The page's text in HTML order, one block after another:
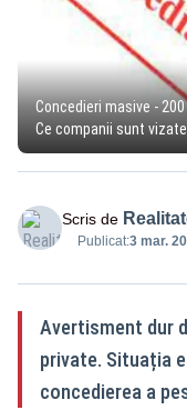
Concedieri masive -
Ce companii sunt vizate
Scris de
Publicat:3 mar.
Avertisment dur
private. Situația
concedierea a